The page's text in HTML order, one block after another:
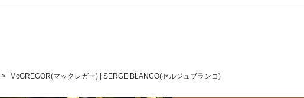
McGREGOR(マックレガー) SERGE BLANCO(セルジュブランコ)